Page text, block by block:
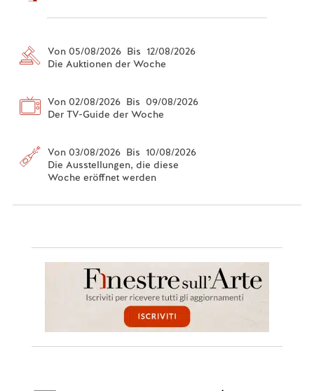
Von 05/08/2026 Bis 12/08/2026
Die Auktionen der Woche
Von 02/08/2026 Bis 09/08/2026
Der TV-Guide der Woche
Von 03/08/2026 Bis 10/08/2026
Die Ausstellungen, die diese
Woche eröffnet werden